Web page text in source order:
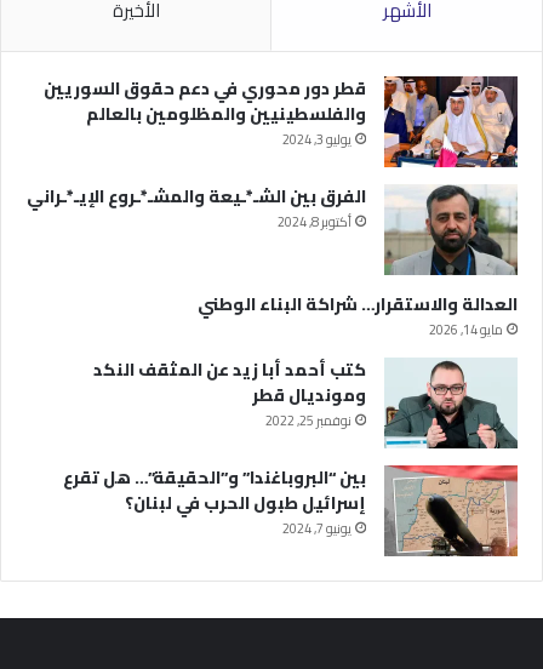
الأشهر الأخيرة
قطر دور محوري في دعم حقوق السوريين
والفلسطينيين والمظلومين بالعالم
يوليو 3, 2024
الفرق بين الشـ*ـيعة والمشـ*ـروع الإيـ*ـراني
أكتوبر 8, 2024
العدالة والاستقرار… شراكة البناء الوطني
مايو 14, 2026
كتب أحمد أبا زيد عن المثقف النكد
ومونديال قطر
نوفمبر 25, 2022
بين “البروباغندا” و”الحقيقة”… هل تقرع
إسرائيل طبول الحرب في لبنان؟
يونيو 7, 2024